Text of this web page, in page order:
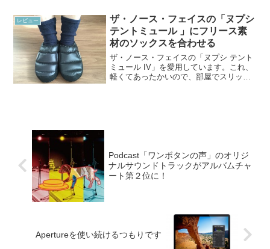
レビュー
ザ・ノース・フェイスの「ヌプシ
テントミュール 」にフリース素
材のソックスを合わせる
ザ・ノース・フェイスの「ヌプシ テント
ミュール IV」を愛用しています。これ、
軽くてあったかいので、部屋でスリッパ
Podcast「ワンボタンの声」のオリジ
ナルサウンドトラックがアルバムチャ
ート第２位に！
Apertureを使い続けるつもりです